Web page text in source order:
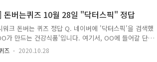
돈버는퀴즈 10월 28일 "닥터스픽" 정답
크 돈버는 퀴즈 정답 Q. 네이버에 '닥터스픽'을 검색했
가 만드는 건강식품'입니다. 여기서, OO에 들어갈 단어
트 : ㅇㅅ ) 정답은 [ 의사 ] Q. 네이버에 '닥터스픽'을 검
중 닥터스픽은 4일 동안 최대 OO% 할인을 진행하고 있
즈 2020.10.28